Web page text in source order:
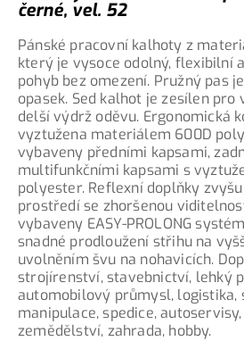
černé, vel. 52
Pánské pracovní kalhoty z
který je vysoce odolný, flexibilní
pohyb bez omezení. Pružný pas
opasek. Sed kalhot je zesílen pro
delší výdrž oděvu. Ergonomická
vyztužena materiálem 600D
vybaveny předními kapsami,
multifunkčními kapsami s
polyester. Reflexní doplňky
prostředí se zhoršenou
vybaveny EASY-PROLONG
snadné prodloužení střihu na
uvolněním švu na nohavicích.
strojírenství, stavebnictví, lehký
automobilový průmysl, logistika,
manipulace, spedice,
zemědělství, zahrada, hobby.